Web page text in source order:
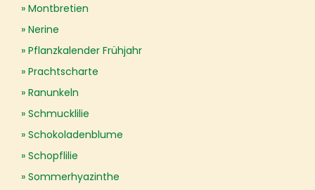
Montbretien
Nerine
Pflanzkalender Frühjahr
Prachtscharte
Ranunkeln
Schmucklilie
Schokoladenblume
Schopflilie
Sommerhyazinthe